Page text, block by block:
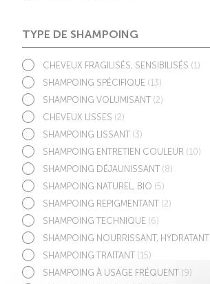
TYPE DE SHAMPOING
CHEVEUX FRAGILISÉS, SENSIBILISÉS (1)
SHAMPOING SPÉCIFIQUE (13)
SHAMPOING VOLUMISANT (2)
CHEVEUX LISSES (2)
SHAMPOING LISSANT (3)
SHAMPOING ENTRETIEN COULEUR (10)
SHAMPOING DÉJAUNISSANT (8)
SHAMPOING NATUREL, BIO (5)
SHAMPOING REPIGMENTANT (2)
SHAMPOING TECHNIQUE (6)
SHAMPOING NOURRISSANT, HYDRATANT
SHAMPOING TRAITANT (15)
SHAMPOING À USAGE FRÉQUENT (9)